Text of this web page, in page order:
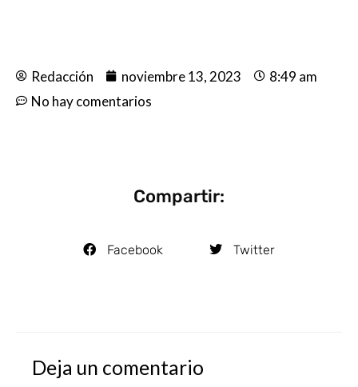
Redacción noviembre 13, 2023
8:49 am
No hay comentarios
Compartir:
Facebook Twitter
Deja un comentario